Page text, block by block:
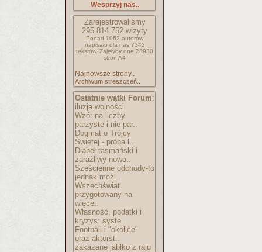
Wesprzyj nas..
Zarejestrowaliśmy
295.814.752 wizyty
Ponad 1062 autorów
napisało dla nas 7343
tekstów. Zajęłyby one 28930
stron A4
Najnowsze strony..
Archiwum streszczeń..
Ostatnie wątki Forum:
iluzja wolności
Wzór na liczby
parzyste i nie par..
Dogmat o Trójcy
Świętej - próba l..
Diabeł tasmański i
zaraźliwy nowo..
Sześcienne odchody-to
jednak możl..
Wszechświat
przygotowany na
więce..
Własność, podatki i
kryzys: syste..
Football i "okolice"
oraz aktorst..
zakazane jabłko z raju